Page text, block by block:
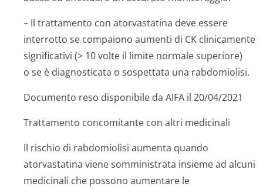
– Il trattamento con atorvastatina deve essere
interrotto se compaiono aumenti di CK clinicamente
significativi (> 10 volte il limite normale superiore)
o se è diagnosticata o sospettata una rabdomiolisi.
Documento reso disponibile da AIFA il 20/04/2021
Trattamento concomitante con altri medicinali
Il rischio di rabdomiolisi aumenta quando
atorvastatina viene somministrata insieme ad alcuni
medicinali che possono aumentare le